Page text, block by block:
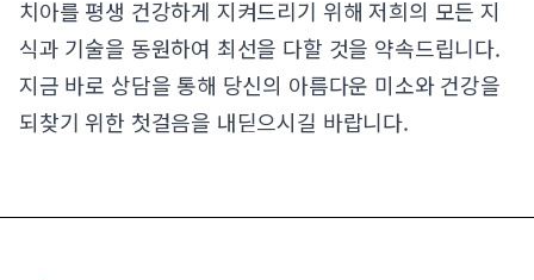
치아를 평생 건강하게 지켜드리기 위해 저희의 모든 지
식과 기술을 동원하여 최선을 다할 것을 약속드립니다.
지금 바로 상담을 통해 당신의 아름다운 미소와 건강을
되찾기 위한 첫걸음을 내딛으시길 바랍니다.